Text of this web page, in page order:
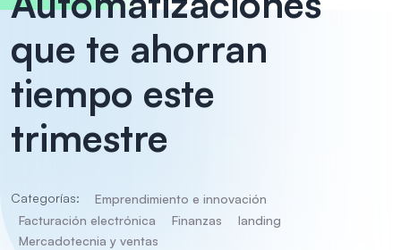
que te ahorran
tiempo este
trimestre
Categorías:
Emprendimiento e innovación
Facturación electrónica
Finanzas
landing
Mercadotecnia y ventas